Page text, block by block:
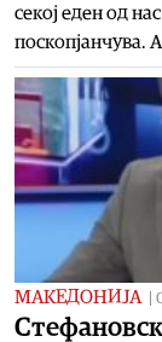
секој еден од
поскопјанчува.
МАКЕДОНИЈА